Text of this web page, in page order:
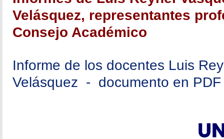
Velásquez, representantes
Consejo Académico
Informe de los docentes Luis
Velásquez - documento en PDF